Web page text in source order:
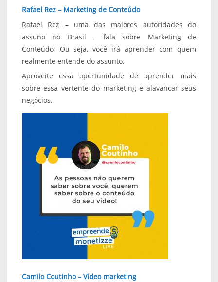
Rafael Rez – Marketing de Conteúdo
Rafael Rez – uma das maiores autoridades do
assuno no Brasil – fala sobre Marketing de
Conteúdo; Ou seja, você irá aprender com quem
realmente entende do assunto.
Aproveite essa oportunidade de aprender mais
sobre essa vertente do marketing e alavancar seus
negócios.
Camilo Coutinho – Vídeo marketing